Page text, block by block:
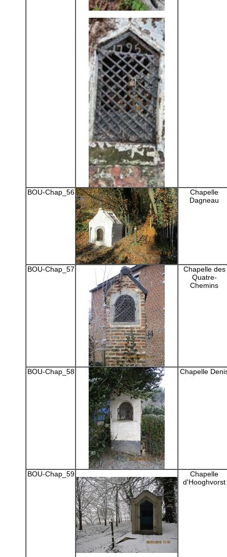
BOU-Chap_56
Chapelle
Dagneau
BOU-Chap_57
Chapelle des
Quatre-
Chemins
BOU-Chap_58 Chapelle
BOU-Chap_59
Chapelle
d'Hooghvorst